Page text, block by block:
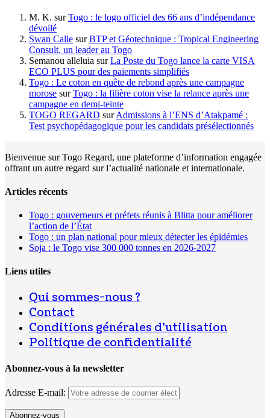
M. K. surTogo : le logo officiel des 66 ans d’indépendance
dévoilé
Swan Calle surBTP et Géotechnique : Tropical Engineering
Consult, un leader au Togo
Semanou alleluia surLa Poste du Togo lance la carte VISA
ECO PLUS pour des paiements simplifiés
Togo : Le coton en quête de rebond après une campagne
morose surTogo : la filière coton vise la relance après une
campagne en demi-teinte
TOGO REGARD surAdmissions à l’ENS d’Atakpamé :
Test psychopédagogique pour les candidats présélectionnés
Bienvenue sur Togo Regard, une plateforme d’information engagée
offrant un autre regard sur l’actualité nationale et internationale.
Articles récents
Togo : gouverneurs et préfets réunis à Blitta pour améliorer
l’action de l’État
Togo : un plan national pour mieux détecter les épidémies
Soja : le Togo vise 300 000 tonnes en 2026-2027
Liens utiles
Qui sommes-nous ?
Contact
Conditions générales d’utilisation
Politique de confidentialité
Abonnez-vous à la newsletter
Adresse E-mail: